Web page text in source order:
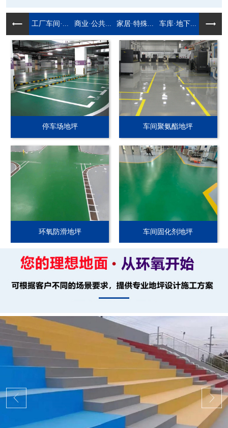
工厂车间·... 商业·公共... 家居·特殊... 车库·地下...
停车场地坪 车间聚氨酯地坪
环氧防滑地坪 车间固化剂地坪